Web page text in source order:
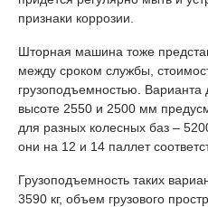
признаки коррозии.
Шторная машина тоже
между сроком службы,
грузоподъемностью.
высоте 2550 и 2500 мм
для разных колесных баз –
они на 12 и 14 паллет
Грузоподъемность таких
3590 кг, объем грузового